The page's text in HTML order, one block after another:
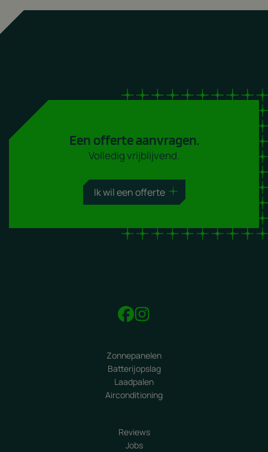
Een offerte aanvragen.
Volledig vrijblijvend.
Ik wil een offerte
Zonnepanelen
Batterijopslag
Laadpalen
Airconditioning
Reviews
Jobs